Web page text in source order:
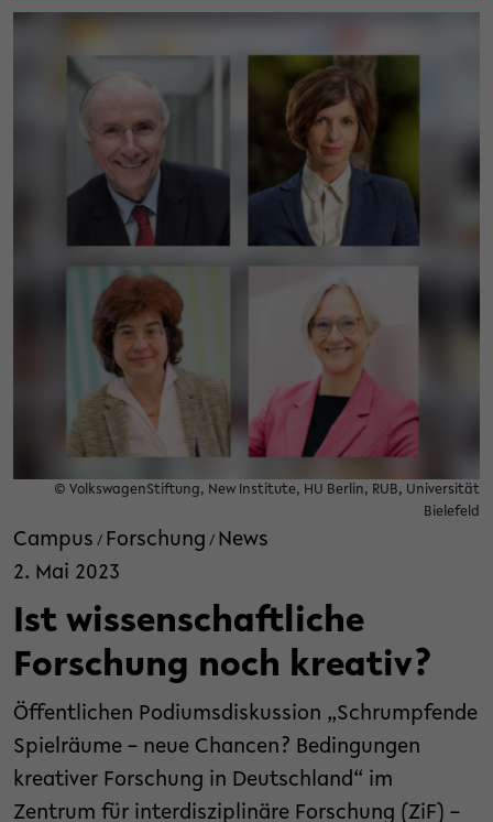
© VolkswagenStiftung, New Institute, HU Berlin, RUB, Universität
Bielefeld
Campus / Forschung / News
2. Mai 2023
Ist wissenschaftliche
Forschung noch kreativ?
Öffentlichen Podiumsdiskussion „Schrumpfende
Spielräume – neue Chancen? Bedingungen
kreativer Forschung in Deutschland“ im
Zentrum für interdisziplinäre Forschung (ZiF) –